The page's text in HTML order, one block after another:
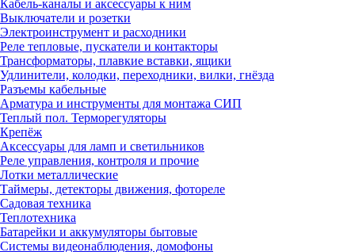
Кабель-каналы и аксессуары к ним
Выключатели и розетки
Электроинструмент и расходники
Реле тепловые, пускатели и контакторы
Трансформаторы, плавкие вставки, ящики
Удлинители, колодки, переходники, вилки, гнёзда
Разъемы кабельные
Арматура и инструменты для монтажа СИП
Теплый пол. Терморегуляторы
Крепёж
Аксессуары для ламп и светильников
Реле управления, контроля и прочие
Лотки металлические
Таймеры, детекторы движения, фотореле
Садовая техника
Теплотехника
Батарейки и аккумуляторы бытовые
Системы видеонаблюдения, домофоны